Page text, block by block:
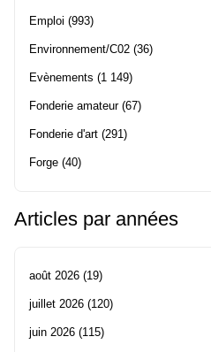
Emploi (993)
Environnement/C02 (36)
Evènements (1 149)
Fonderie amateur(67)
Fonderie d'art (291)
Forge (40)
Articles par années
août 2026 (19)
juillet 2026 (120)
juin 2026 (115)